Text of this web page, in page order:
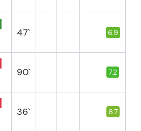
47` 6.9
90` 7.2
36` 6.7